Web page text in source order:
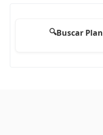
🔍Buscar